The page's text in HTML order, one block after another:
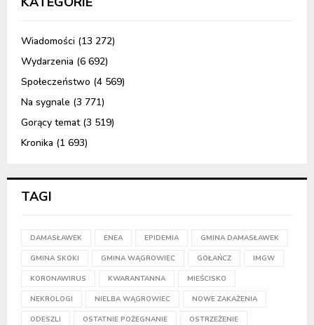
Wiadomości (13 272)
Wydarzenia (6 692)
Społeczeństwo (4 569)
Na sygnale (3 771)
Gorący temat(3 519)
Kronika (1 693)
TAGI
DAMASŁAWEK ENEA EPIDEMIA GMINA DAMASŁAWEK
GMINA SKOKI GMINA WĄGROWIEC GOŁAŃCZ IMGW
KORONAWIRUS KWARANTANNA MIEŚCISKO
NEKROLOGI NIELBA WĄGROWIEC NOWE ZAKAŻENIA
ODESZLI OSTATNIE POŻEGNANIE OSTRZEŻENIE